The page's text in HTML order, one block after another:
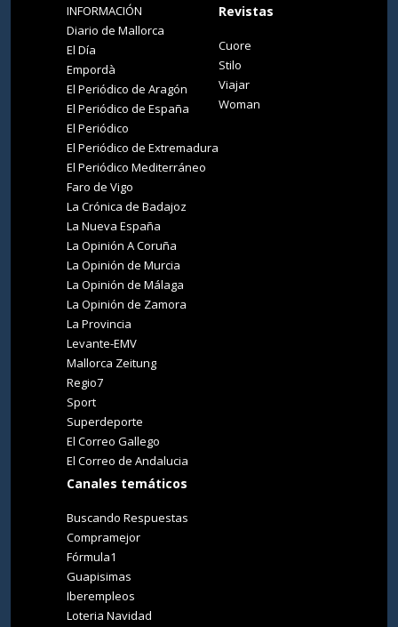
INFORMACIÓN
Diario de Mallorca
El Día
Empordà
El Periódico de Aragón
El Periódico de España
El Periódico
El Periódico de Extremadura
El Periódico Mediterráneo
Faro de Vigo
La Crónica de Badajoz
La Nueva España
La Opinión A Coruña
La Opinión de Murcia
La Opinión de Málaga
La Opinión de Zamora
La Provincia
Levante-EMV
Mallorca Zeitung
Regio7
Sport
Superdeporte
El Correo Gallego
El Correo de Andalucia
Canales temáticos
Buscando Respuestas
Compramejor
Fórmula1
Guapisimas
Iberempleos
Loteria Navidad
Revistas
Cuore
Stilo
Viajar
Woman